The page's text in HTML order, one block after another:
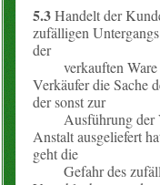
5.3Handelt der
zufälligen
der
verkauften Ware
Verkäufer die Sache
der sonst zur
Ausführung der
Anstalt ausgeliefert
geht die
Gefahr des